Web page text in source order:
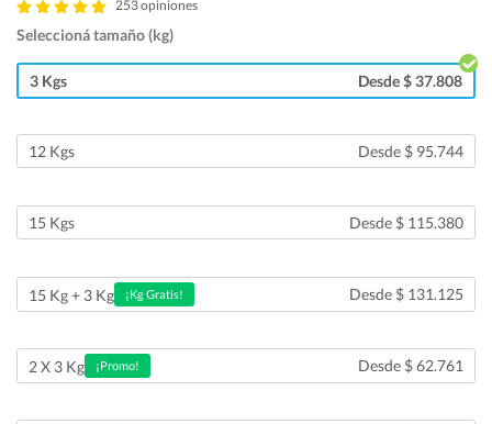
253 opiniones
Seleccioná tamaño (kg)
3 Kgs Desde $ 37.808
12 Kgs Desde $ 95.744
15 Kgs Desde $ 115.380
15 Kg + 3 Kg ¡Kg Gratis! Desde $ 131.125
2 X 3 Kg ¡Promo! Desde $ 62.761